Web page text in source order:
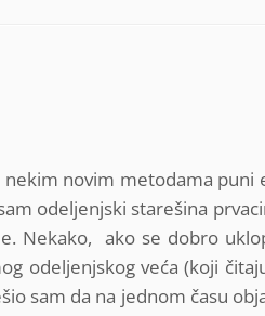
novim metodama puni
odeljenjski starešina
Nekako, ako se dobro
odeljenjskog veća (koji
sam da na jednom času